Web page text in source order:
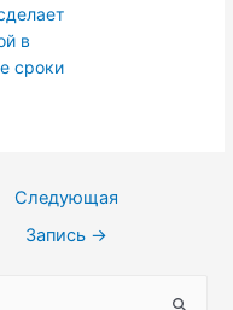
в
сроки
Следующая
Запись →